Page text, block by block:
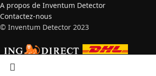
A propos de Inventum Detector
Contactez-nous
© Inventum Detector 2023